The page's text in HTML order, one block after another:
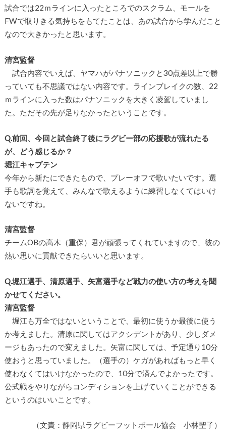
試合では22ｍラインに入ったところでのスクラム、モールを
FWで取りきる気持ちをもてたことは、あの試合から学んだこと
なので大きかったと思います。
清宮監督
試合内容でいえば、ヤマハがパナソニックと30点差以上で勝
っていても不思議ではない内容です。ラインブレイクの数、22
ｍラインに入った数はパナソニックを大きく凌駕していまし
た。ただその先が足りなかったということです。
Q.前回、今回と試合終了後にラグビー部の応援歌が流れたる
が、どう感じるか？
堀江キャプテン
今年から新たにできたもので、プレーオフで歌いたいです。選
手も歌詞を覚えて、みんなで歌えるように練習しなくてはいけ
ないですね。
清宮監督
チームOBの高木（重保）君が頑張ってくれていますので、彼の
熱い思いに貢献できたらいいと思います。
Q.堀江選手、清原選手、矢富選手など戦力の使い方の考えを聞
かせてください。
清宮監督
堀江も万全ではないということで、最初に使うか最後に使う
か考えました。清原に関してはアクシデントがあり、少しダメ
ージもあったので変えました。矢富に関しては、予定通り10分
使おうと思っていました。（選手の）ケガがあればもっと早く
使わなくてはいけなかったので、10分で済んでよかったです。
公式戦をやりながらコンディションを上げていくことができる
というのはいいことです。
（文責：静岡県ラグビーフットボール協会 小林聖子）